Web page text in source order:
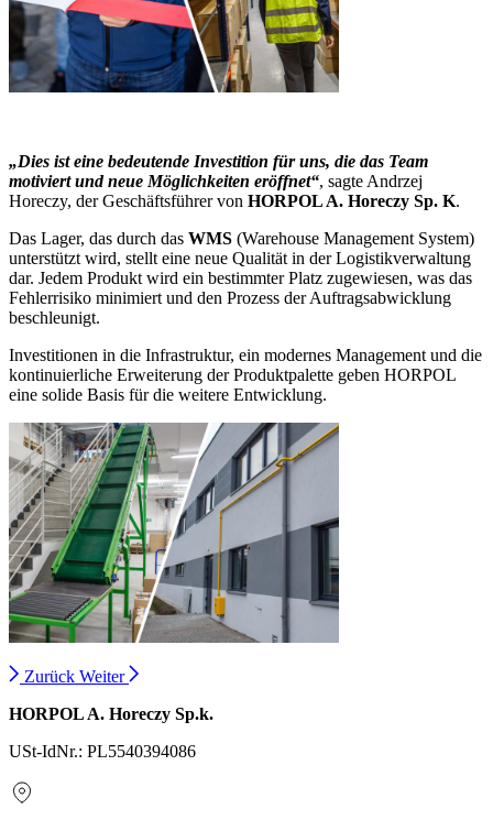
„Dies ist eine bedeutende Investition für uns, die das Team
motiviert und neue Möglichkeiten eröffnet“, sagte Andrzej
Horeczy, der Geschäftsführer von HORPOL A. Horeczy Sp. K.
Das Lager, das durch das WMS (Warehouse Management System)
unterstützt wird, stellt eine neue Qualität in der Logistikverwaltung
dar. Jedem Produkt wird ein bestimmter Platz zugewiesen, was das
Fehlerrisiko minimiert und den Prozess der Auftragsabwicklung
beschleunigt.
Investitionen in die Infrastruktur, ein modernes Management und die
kontinuierliche Erweiterung der Produktpalette geben HORPOL
eine solide Basis für die weitere Entwicklung.
Zurück Weiter
HORPOL A. Horeczy Sp.k.
USt-IdNr.: PL5540394086